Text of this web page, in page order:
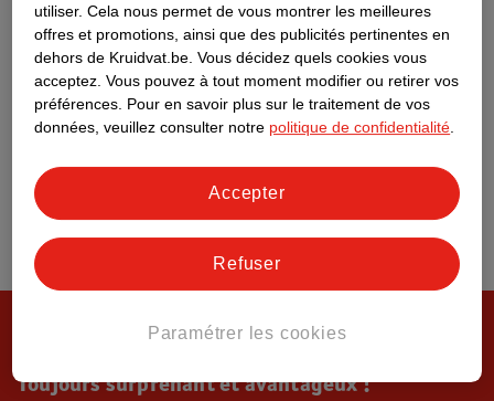
Toujours surprenant et avantageux !
utiliser. Cela nous permet de vous montrer les meilleures
offres et promotions, ainsi que des publicités pertinentes en
dehors de Kruidvat.be. Vous décidez quels cookies vous
acceptez. Vous pouvez à tout moment modifier ou retirer vos
préférences. Pour en savoir plus sur le traitement de vos
données, veuillez consulter notre politique de confidentialité
Paramétrer les cookies
Refuser
Accepter